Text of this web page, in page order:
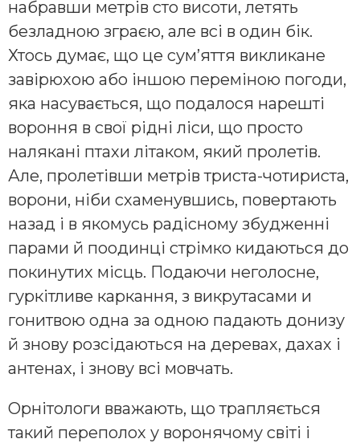
набравши метрів сто висоти, летять
безладною зграєю, але всі в один бік.
Хтось думає, що це сум’яття викликане
завірюхою або іншою переміною погоди,
яка насувається, що подалося нарешті
вороння в свої рідні ліси, що просто
налякані птахи літаком, який пролетів.
Але, пролетівши метрів триста-чотириста,
ворони, ніби схаменувшись, повертають
назад і в якомусь радісному збудженні
парами й поодинці стрімко кидаються до
покинутих місць. Подаючи неголосне,
гуркітливе каркання, з викрутасами и
гонитвою одна за одною падають донизу
й знову розсідаються на деревах, дахах і
антенах, і знову всі мовчать.
Орнітологи вважають, що трапляється
такий переполох у воронячому світі і